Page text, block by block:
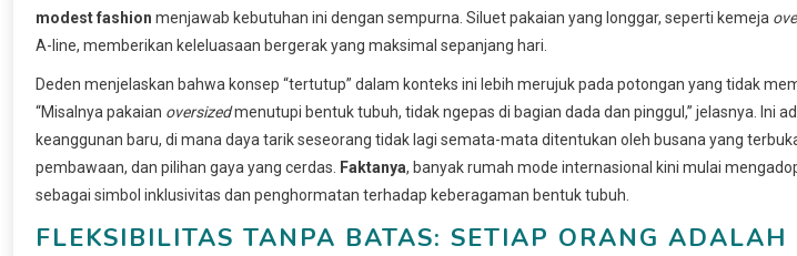
modest fashion menjawab kebutuhan ini dengan sempurna. Siluet pakaian yang longgar, seperti kemeja
A-line, memberikan keleluasaan bergerak yang maksimal sepanjang hari.
Deden menjelaskan bahwa konsep “tertutup” dalam konteks ini lebih merujuk pada potongan yang tidak
“Misalnya pakaian oversizedmenutupi bentuk tubuh, tidak ngepas di bagian dada dan pinggul,” jelasnya. Ini
keanggunan baru, di mana daya tarik seseorang tidak lagi semata-mata ditentukan oleh busana yang
pembawaan, dan pilihan gaya yang cerdas.
Faktanya, banyak rumah mode internasional kini mulai
sebagai simbol inklusivitas dan penghormatan terhadap keberagaman bentuk tubuh.
FLEKSIBILITAS TANPA BATAS: SETIAP ORANG ADALAH